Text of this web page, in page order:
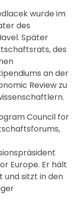
wurde im
des
Später
des
an der
Review zu
Council for
Europe. Er hält
und sitzt in den